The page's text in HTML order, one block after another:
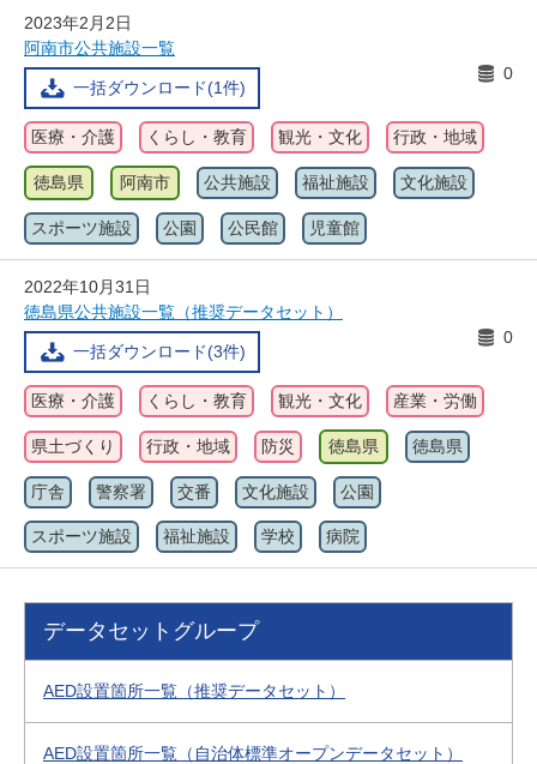
2023年2月2日
阿南市公共施設一覧
一括ダウンロード(1件)
0
医療・介護 くらし・教育 観光・文化 行政・地域
徳島県 阿南市 公共施設 福祉施設 文化施設
スポーツ施設 公園 公民館 児童館
2022年10月31日
徳島県公共施設一覧（推奨データセット）
一括ダウンロード(3件)
0
医療・介護 くらし・教育 観光・文化 産業・労働
県土づくり 行政・地域 防災 徳島県 徳島県
庁舎 警察署 交番 文化施設 公園
スポーツ施設 福祉施設 学校 病院
データセットグループ
AED設置箇所一覧（推奨データセット）
AED設置箇所一覧（自治体標準オープンデータセット）